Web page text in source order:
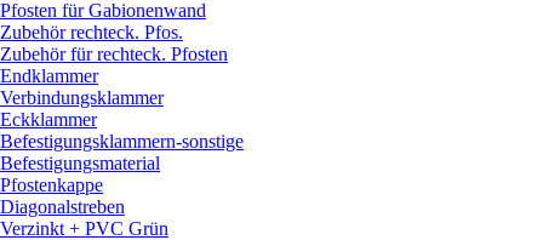
Pfosten für Gabionenwand
Zubehör rechteck. Pfos.
Zubehör für rechteck. Pfosten
Endklammer
Verbindungsklammer
Eckklammer
Befestigungsklammern-sonstige
Befestigungsmaterial
Pfostenkappe
Diagonalstreben
Verzinkt + PVC Grün